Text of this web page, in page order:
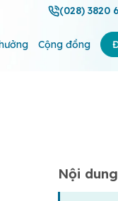
(028) 3820
Cộng đồng
Nội